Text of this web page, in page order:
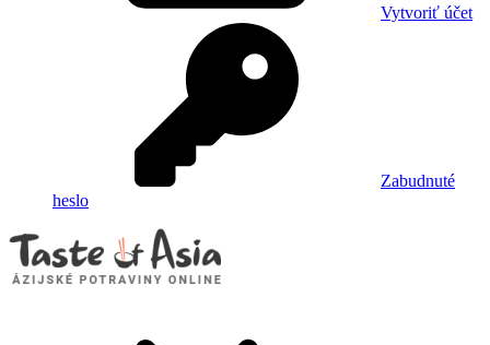
Vytvoriť účet
Zabudnuté
heslo